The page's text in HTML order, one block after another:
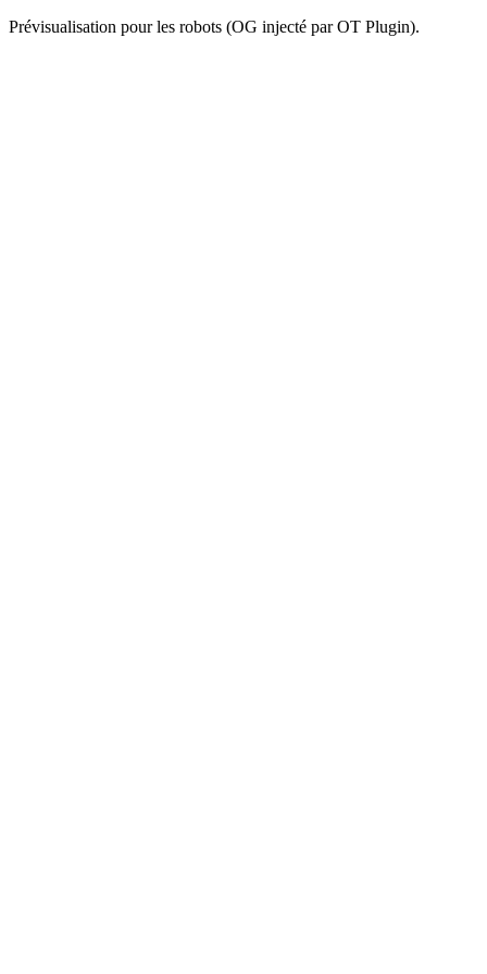
Prévisualisation pour les robots (OG injecté par OT Plugin).